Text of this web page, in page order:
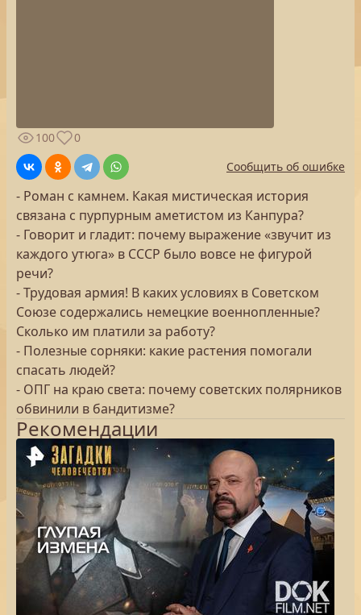
100
0
Сообщить об ошибке
- Роман с камнем. Какая мистическая история
связана с пурпурным аметистом из Канпура?
- Говорит и гладит: почему выражение «звучит из
каждого утюга» в СССР было вовсе не фигурой
речи?
- Трудовая армия! В каких условиях в Советском
Союзе содержались немецкие военнопленные?
Сколько им платили за работу?
- Полезные сорняки: какие растения помогали
спасать людей?
- ОПГ на краю света: почему советских полярников
обвинили в бандитизме?
Рекомендации